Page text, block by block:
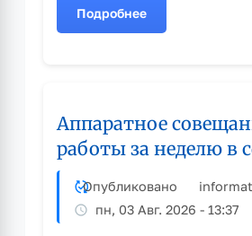
Подробнее
о
по
созданию
пункта
временного
собак
Аппаратное
работы за неделю в
Опубликовано
пн, 03 Авг. 2026 - 13:37